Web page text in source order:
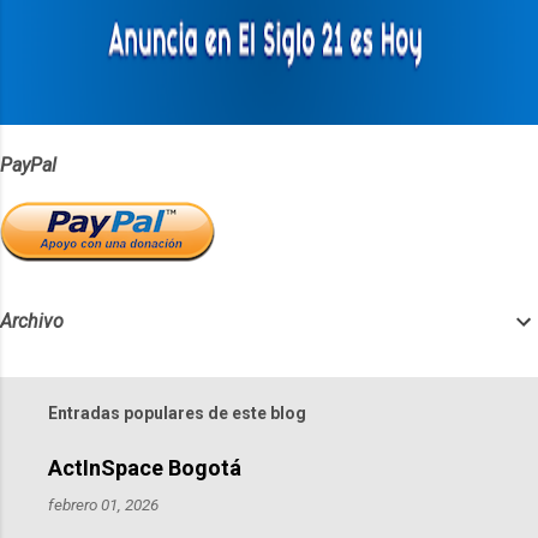
PayPal
Archivo
Entradas populares de este blog
ActInSpace Bogotá
febrero 01, 2026